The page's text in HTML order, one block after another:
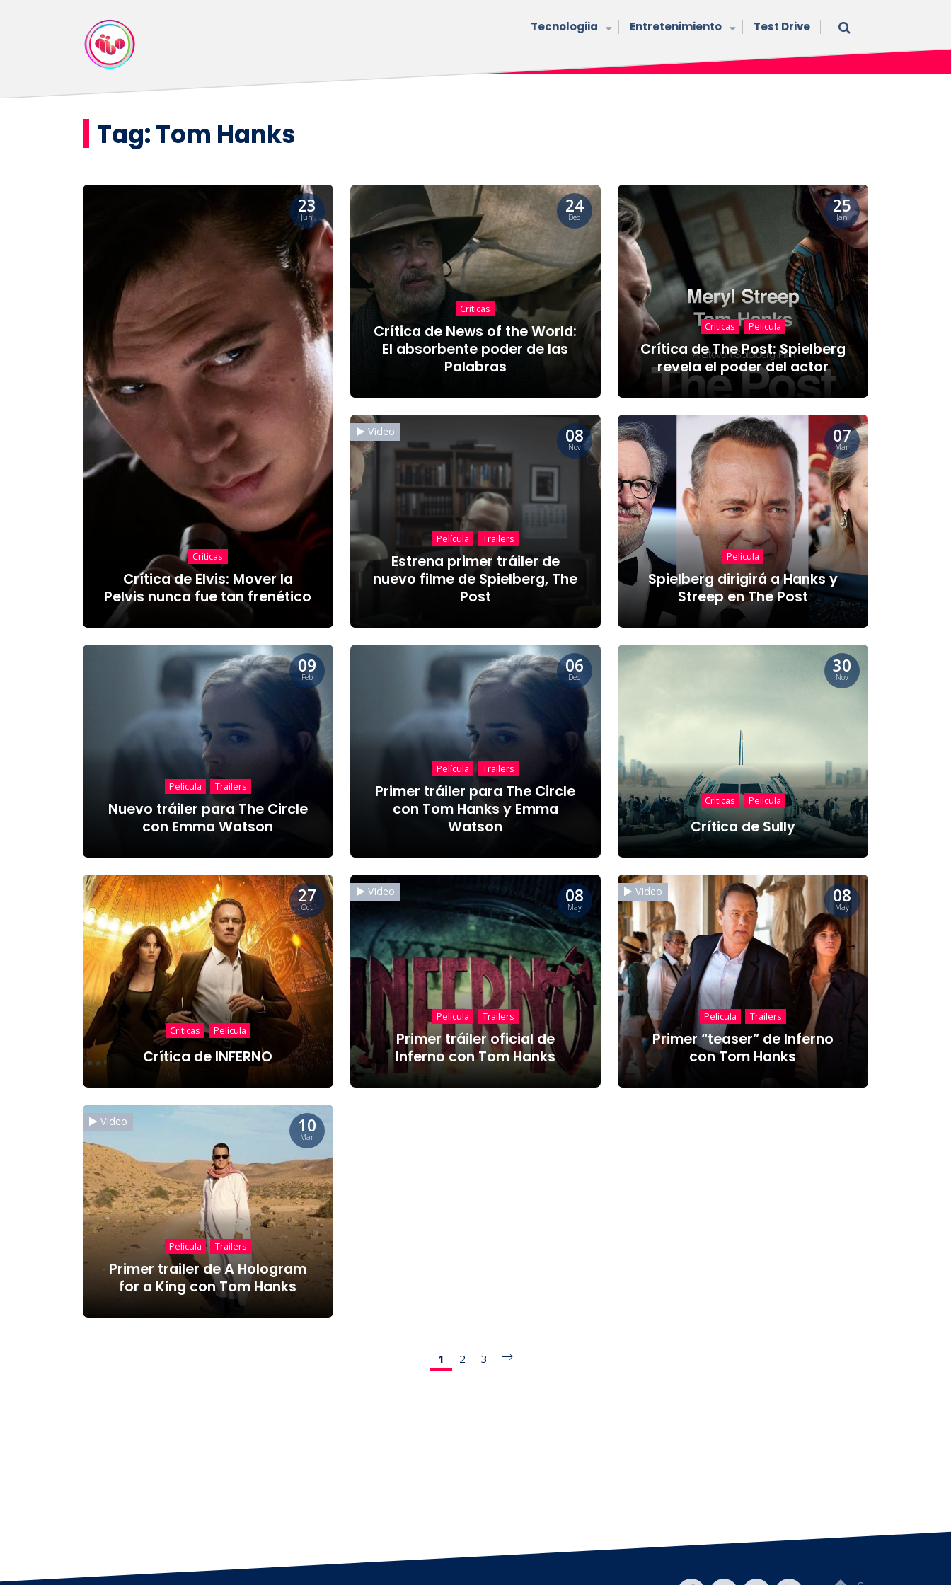
Tecnologiia Entretenimiento Test Drive
Tag:Tom Hanks
23
Jun
Críticas
Crítica de Elvis: Mover la
Pelvis nunca fue tan frenético
24
Dec
Críticas
Crítica de News of the World:
El absorbente poder de las
Palabras
25
Jan
Críticas Película
Crítica de The Post: Spielberg
revela el poder del actor
08
Nov
Video
Película Trailers
Estrena primer tráiler de
nuevo filme de Spielberg, The
Post
07
Mar
Película
Spielberg dirigirá a Hanks y
Streep en The Post
09
Feb
Película Trailers
Nuevo tráiler para The Circle
con Emma Watson
06
Dec
Película Trailers
Primer tráiler para The Circle
con Tom Hanks y Emma
Watson
30
Nov
Críticas Película
Crítica de Sully
27
Oct
Críticas Película
Crítica de INFERNO
08
May
Video
Película Trailers
Primer tráiler oficial de
Inferno con Tom Hanks
08
May
Video
Película Trailers
Primer “teaser” de Inferno
con Tom Hanks
10
Mar
Video
Película Trailers
Primer trailer de A Hologram
for a King con Tom Hanks
1 2 3